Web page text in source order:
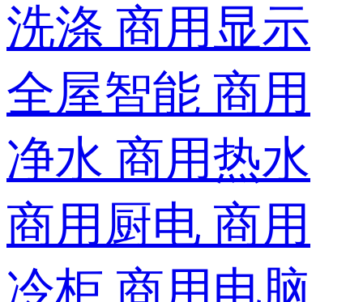
洗涤 商用显示
全屋智能 商用
净水 商用热水
商用厨电 商用
冷柜 商用电脑